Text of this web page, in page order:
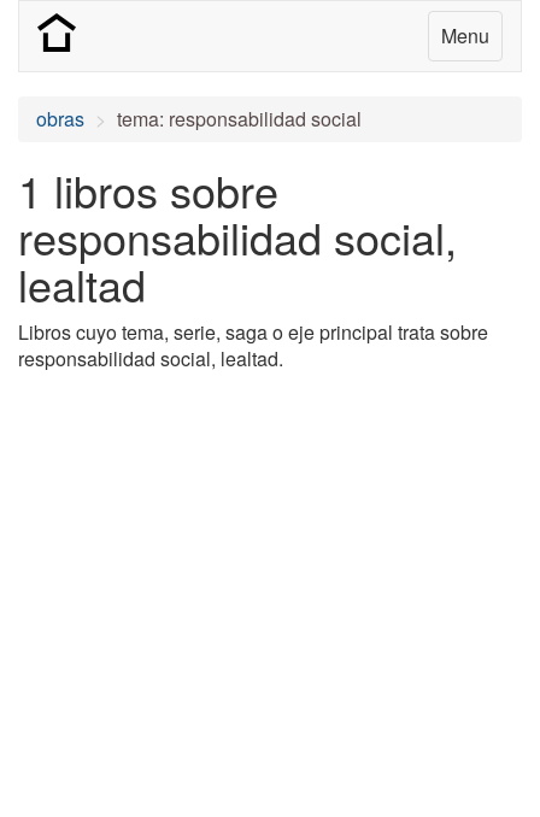
Menu
obras tema: responsabilidad social
1 libros sobre
responsabilidad social,
lealtad
Libros cuyo tema, serie, saga o eje principal trata sobre
responsabilidad social, lealtad.